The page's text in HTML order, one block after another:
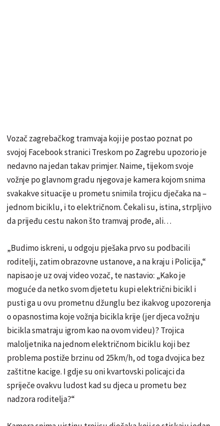
Vozač zagrebačkog tramvaja koji je postao poznat po
svojoj Facebook stranici Treskom po Zagrebu upozorio je
nedavno na jedan takav primjer. Naime, tijekom svoje
vožnje po glavnom gradu njegova je kamera kojom snima
svakakve situacije u prometu snimila trojicu dječaka na –
jednom biciklu, i to električnom. Čekali su, istina, strpljivo
da prijeđu cestu nakon što tramvaj prođe, ali…
„Budimo iskreni, u odgoju pješaka prvo su podbacili
roditelji, zatim obrazovne ustanove, a na kraju i Policija,“
napisao je uz ovaj video vozač, te nastavio: „Kako je
moguće da netko svom djetetu kupi električni bicikl i
pusti ga u ovu prometnu džunglu bez ikakvog upozorenja
o opasnostima koje vožnja bicikla krije (jer djeca vožnju
bicikla smatraju igrom kao na ovom videu)? Trojica
maloljetnika na jednom električnom biciklu koji bez
problema postiže brzinu od 25km/h, od toga dvojica bez
zaštitne kacige. I gdje su oni kvartovski policajci da
spriječe ovakvu ludost kad su djeca u prometu bez
nadzora roditelja?“